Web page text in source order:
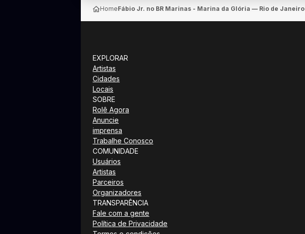
HomeFábio Jr. no BR Marinas - Marina da Glória — Rio de Janeiro
EXPLORAR
Artistas
Cidades
Locais
SOBRE
Rolê Agora
Anuncie
imprensa
Trabalhe Conosco
COMUNIDADE
Usuários
Artistas
Parceiros
Organizadores
TRANSPARÊNCIA
Fale com a gente
Política de Privacidade